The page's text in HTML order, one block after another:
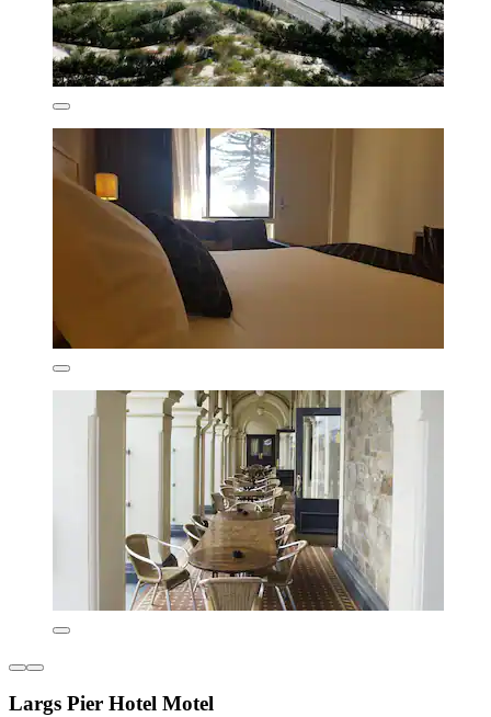
Largs Pier Hotel Motel